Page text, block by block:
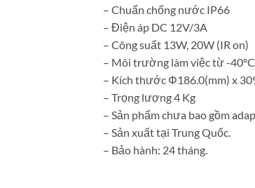
– Chuẩn chống nước IP66
– Điện áp DC 12V/3A
– Công suất 13W, 20W (IR on)
– Môi trường làm việc từ -40ºC
– Kích thước Φ186.0(mm) x
– Trọng lượng 4 Kg
– Sản phẩm chưa bao gồm
– Sản xuất tại Trung Quốc.
– Bảo hành: 24 tháng.